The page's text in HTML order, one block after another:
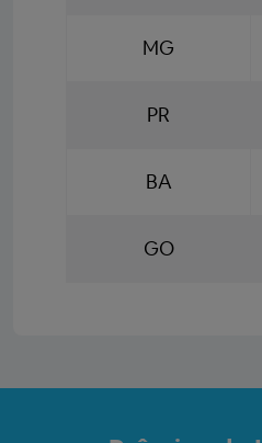
MG
PR
BA
GO